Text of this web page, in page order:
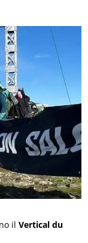
ilVertical du